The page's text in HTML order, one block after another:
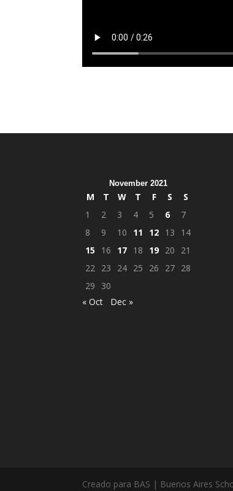
November 2021
M T W T F S
S
1
2 3 4 5 6
7
8
9 10 11 12 13
14
15
16 17 18 19 20
21
22 23 24 25 26 27 28
29
30
« Oct
Dec »
Creado para BAS | Buenos Aires